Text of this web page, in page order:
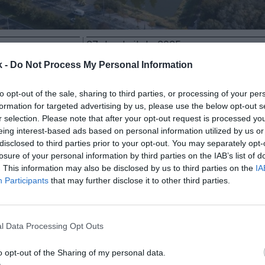
- Do Not Process My Personal Information
opt-out of the sale, sharing to third parties, or processing of your
for targeted advertising by us, please use the below opt-out
selection. Please note that after your opt-out request is processed
interest-based ads based on personal information utilized by us
to third parties prior to your opt-out. You may separately
of your personal information by third parties on the IAB’s list of
This information may also be disclosed by us to third parties on the
Participants that may further disclose it to other third parties.
Data Processing Opt Outs
opt-out of the Sharing of my personal data.
estrenaráacademia internacionalen septiembre.
avanza en este proyecto con la apertura de
2025-2026.
Gasteiz, la academia ofrecerá “una
estudios, alojamiento,
Un entorno diseñado para preparar a las nuevas
de la academia va desde
de un